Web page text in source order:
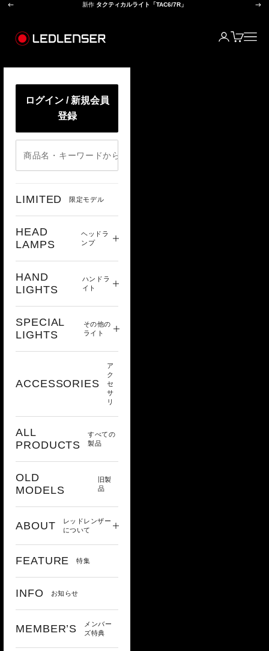
コンテンツへスキップ
前へ 新作 タクティカルライト「TAC6/7R」 次へ
ログイン
カートメニ
ログイン / 新規会員
登録
LIMITED 限定モデル
HEAD
LAMPS
ヘッドラ
ンプ
HAND
LIGHTS
ハンドラ
イト
SPECIAL
LIGHTS
その他の
ライト
ACCESSORIES
ア
ク
セ
サ
リ
ALL
PRODUCTS
すべての
製品
OLD
MODELS
旧製
品
ABOUT
レッドレンザー
について
FEATURE 特集
INFO お知らせ
MEMBER’S
メンバー
ズ特典